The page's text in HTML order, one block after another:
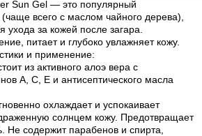
Sun Gel — это популярный
всего с маслом чайного дерева),
ухода за кожей после загара.
питает и глубоко увлажняет кожу.
и применение:
из активного алоэ вера с
A, C, E и антисептического масла
охлаждает и успокаивает
солнцем кожу. Предотвращает
Не содержит парабенов и спирта,